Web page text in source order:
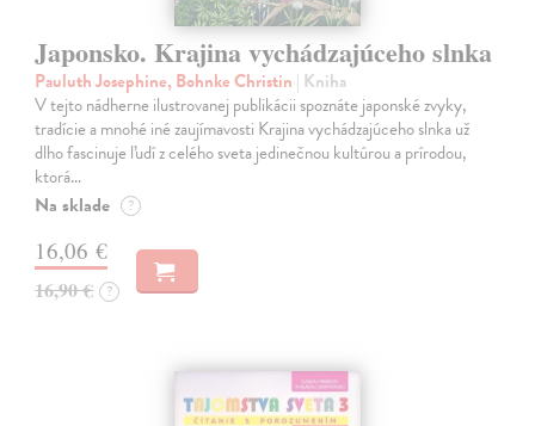
Japonsko. Krajina vychádzajúceho slnka
Pauluth Josephine, Bohnke Christin | Kniha
V tejto nádherne ilustrovanej publikácii spoznáte japonské zvyky,
tradície a mnohé iné zaujímavosti Krajina vychádzajúceho slnka už
dlho fascinuje ľudí z celého sveta jedinečnou kultúrou a prírodou,
ktorá…
Na sklade ?
16,06 €
16,90 € ?